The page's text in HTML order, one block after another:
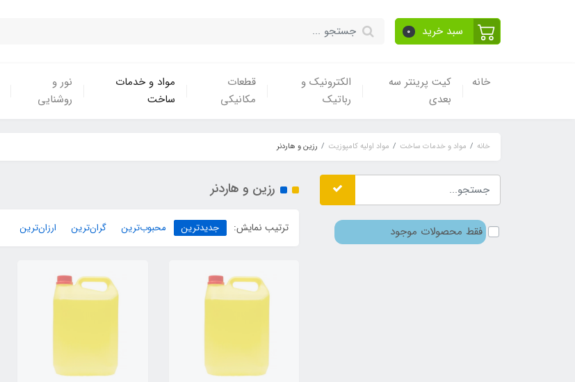
سبد خرید 0
خانه
کیت پرینتر سه
بعدی
الکترونیک و
رباتیک
قطعات
مکانیکی
مواد و خدمات
ساخت
نور و
روشنایی
خانه مواد و خدمات ساخت مواد اولیه کامپوزیت رزین و هاردنر
فقط محصولات موجود
رزین و هاردنر
ترتیب نمایش: جدیدترین محبوب‌ترین گران‌ترین ارزان‌ترین